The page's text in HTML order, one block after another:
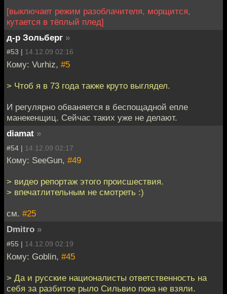
[выключает режим разоблачителя, морщится,
кутается в тёплый плед]
д-р Зольберг »
#53 | 14.12.09 02:16
Кому: Vurhiz, #5
> Чтоб я в 73 года также круто выглядел.
И регулярно обваняется в беспощадной епле
манекенщиц. Сейчас таких уже не делают.
diamat »
#54 | 14.12.09 02:17
Кому: SeeGun, #49
> видео репортаж этого происшествия.
> впечатлительным не смотреть :)
см. #25
Dmitro »
#55 | 14.12.09 02:19
Кому: Goblin, #45
> Да и русские националисты ответственность на
себя за разбитое рыло Сильвио пока не взяли.